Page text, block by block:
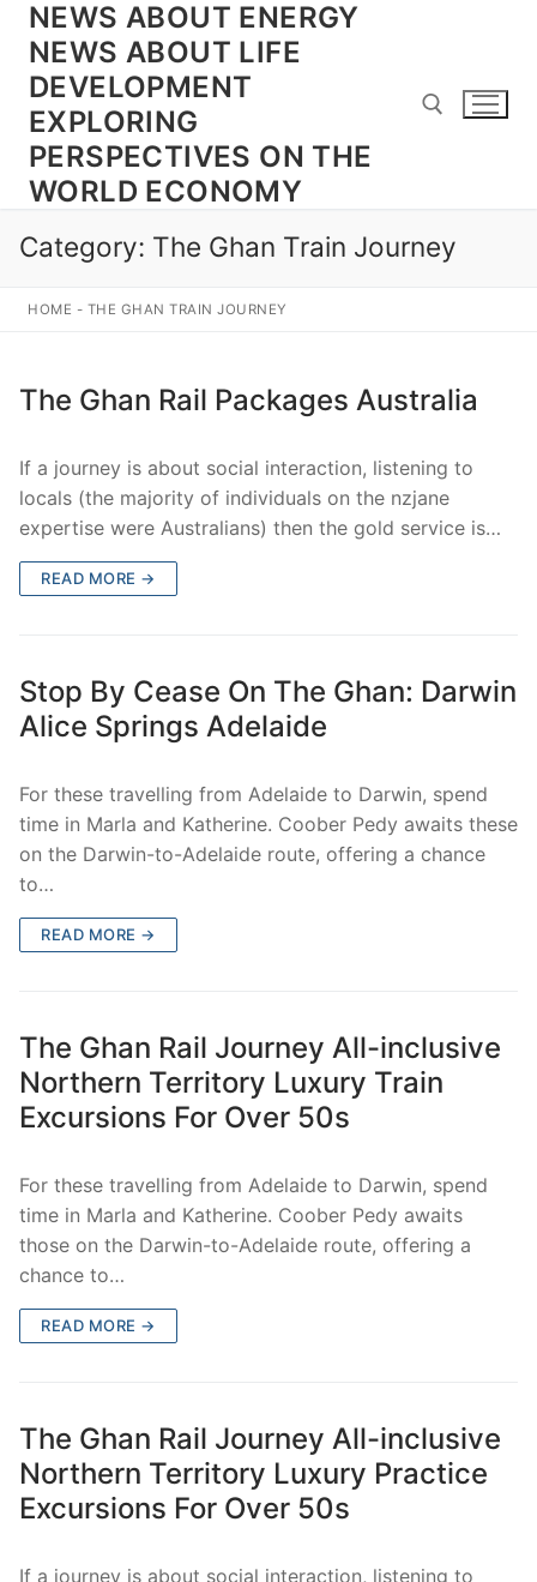
Skip
content
NEWS ABOUT ENERGY
NEWS ABOUT LIFE
DEVELOPMENT
EXPLORING
PERSPECTIVES ON THE
WORLD ECONOMY
Search for:
Category: The Ghan Train Journey
HOME - THE GHAN TRAIN JOURNEY
The Ghan Rail Packages Australia
If a journey is about social interaction, listening to
locals (the majority of individuals on the nzjane
expertise were Australians) then the gold service is…
READ MORE →
Stop By Cease On The Ghan: Darwin
Alice Springs Adelaide
For these travelling from Adelaide to Darwin, spend
time in Marla and Katherine. Coober Pedy awaits these
on the Darwin-to-Adelaide route, offering a chance
to…
READ MORE →
The Ghan Rail Journey All-inclusive
Northern Territory Luxury Train
Excursions For Over 50s
For these travelling from Adelaide to Darwin, spend
time in Marla and Katherine. Coober Pedy awaits
those on the Darwin-to-Adelaide route, offering a
chance to…
READ MORE →
The Ghan Rail Journey All-inclusive
Northern Territory Luxury Practice
Excursions For Over 50s
If a journey is about social interaction, listening to